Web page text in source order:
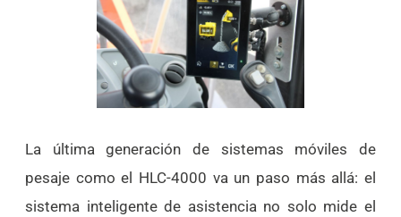
La última generación de sistemas móviles de
pesaje como el HLC-4000 va un paso más allá: el
sistema inteligente de asistencia no solo mide el